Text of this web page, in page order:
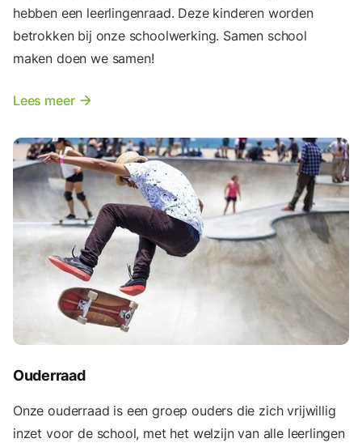
hebben een leerlingenraad. Deze kinderen worden
betrokken bij onze schoolwerking. Samen school
maken doen we samen!
Lees meer arrow_forward
Ouderraad
Onze ouderraad is een groep ouders die zich vrijwillig
inzet voor de school, met het welzijn van alle leerlingen